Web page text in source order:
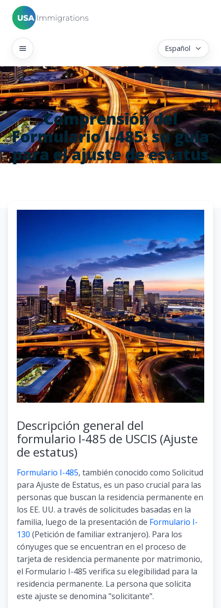
Español
Comprensión del
Formulario I-485: su guía
para el ajuste de estatus
Descripción general del
formulario I-485 de USCIS (Ajuste
de estatus)
Formulario I-485, también conocido como Solicitud
para Ajuste de Estatus, es un paso crucial para las
personas que buscan la residencia permanente en
los EE. UU. a través de solicitudes basadas en la
familia, luego de la presentación de Formulario I-
130 (Petición de familiar extranjero). Para los
cónyuges que se encuentran en el proceso de
tarjeta de residencia permanente por matrimonio,
el Formulario I-485 verifica su elegibilidad para la
residencia permanente. La persona que solicita
este ajuste se denomina "solicitante".